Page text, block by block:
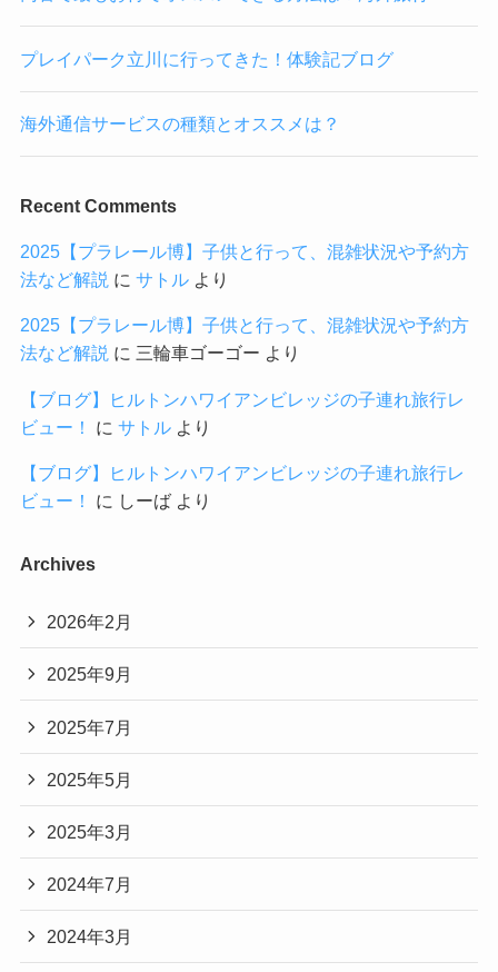
プレイパーク立川に行ってきた！体験記ブログ
海外通信サービスの種類とオススメは？
Recent Comments
2025【プラレール博】子供と行って、混雑状況や予約方
法など解説 に サトルより
2025【プラレール博】子供と行って、混雑状況や予約方
法など解説 に 三輪車ゴーゴー より
【ブログ】ヒルトンハワイアンビレッジの子連れ旅行レ
ビュー！
に サトルより
【ブログ】ヒルトンハワイアンビレッジの子連れ旅行レ
ビュー！
に しーばより
Archives
2026年2月
2025年9月
2025年7月
2025年5月
2025年3月
2024年7月
2024年3月